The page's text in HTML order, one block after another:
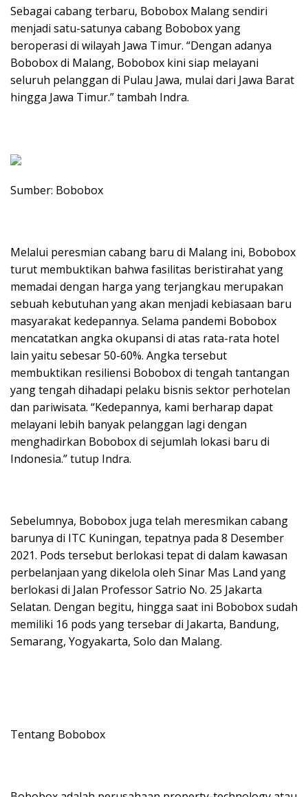
Sebagai cabang terbaru, Bobobox Malang sendiri
menjadi satu-satunya cabang Bobobox yang
beroperasi di wilayah Jawa Timur. “Dengan adanya
Bobobox di Malang, Bobobox kini siap melayani
seluruh pelanggan di Pulau Jawa, mulai dari Jawa Barat
hingga Jawa Timur.” tambah Indra.
Sumber: Bobobox
Melalui peresmian cabang baru di Malang ini, Bobobox
turut membuktikan bahwa fasilitas beristirahat yang
memadai dengan harga yang terjangkau merupakan
sebuah kebutuhan yang akan menjadi kebiasaan baru
masyarakat kedepannya. Selama pandemi Bobobox
mencatatkan angka okupansi di atas rata-rata hotel
lain yaitu sebesar 50-60%. Angka tersebut
membuktikan resiliensi Bobobox di tengah tantangan
yang tengah dihadapi pelaku bisnis sektor perhotelan
dan pariwisata. “Kedepannya, kami berharap dapat
melayani lebih banyak pelanggan lagi dengan
menghadirkan Bobobox di sejumlah lokasi baru di
Indonesia.” tutup Indra.
Sebelumnya, Bobobox juga telah meresmikan cabang
barunya di ITC Kuningan, tepatnya pada 8 Desember
2021. Pods tersebut berlokasi tepat di dalam kawasan
perbelanjaan yang dikelola oleh Sinar Mas Land yang
berlokasi di Jalan Professor Satrio No. 25 Jakarta
Selatan. Dengan begitu, hingga saat ini Bobobox sudah
memiliki 16 pods yang tersebar di Jakarta, Bandung,
Semarang, Yogyakarta, Solo dan Malang.
Tentang Bobobox